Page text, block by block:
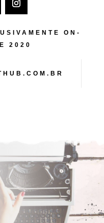
ON-
2020